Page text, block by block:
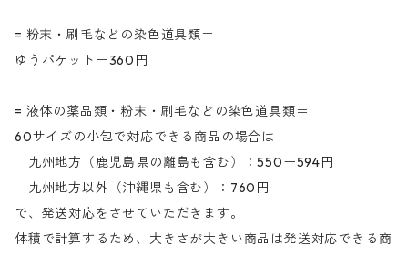
= 粉末・刷毛などの染色道具類＝
ゆうパケットー360円
= 液体の薬品類・粉末・刷毛などの染色道具類＝
60サイズの小包で対応できる商品の場合は
九州地方（鹿児島県の離島も含む）：550ー594円
九州地方以外（沖縄県も含む）：760円
で、発送対応をさせていただきます。
体積で計算するため、大きさが大きい商品は発送対応できる商